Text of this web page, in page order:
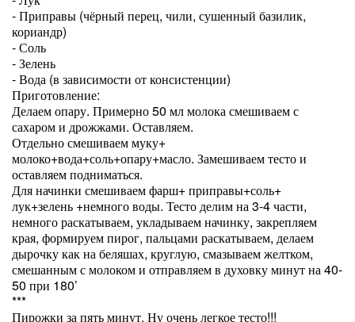
- Приправы (чёрный перец, чили, сушенный базилик,
кориандр)
- Соль
- Зелень
- Вода (в зависимости от консистенции)
Приготовление:
Делаем опару. Примерно 50 мл молока смешиваем с
сахаром и дрожжами. Оставляем.
Отдельно смешиваем муку+
молоко+вода+соль+опару+масло. Замешиваем тесто и
оставляем подниматься.
Для начинки смешиваем фарш+ приправы+соль+
лук+зелень +немного воды. Тесто делим на 3-4 части,
немного раскатываем, укладываем начинку, закрепляем
края, формируем пирог, пальцами раскатываем, делаем
дырочку как на беляшах, круглую, смазываем желтком,
смешанным с молоком и отправляем в духовку минут на 40-
50 при 180’
***
Пирожки за пять минут. Ну очень легкое тесто!!!